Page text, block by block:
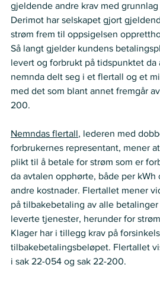
gjeldende andre krav med
Derimot har selskapet gjort
strøm frem til oppsigelsen
Så langt gjelder kundens
levert og forbrukt på tidspunktet da
nemnda delt seg i et flertall og et
med det som blant annet fremgår
200.
Nemndas flertall, lederen med
forbrukernes representant, mener
plikt til å betale for strøm som er
da avtalen opphørte, både per kWh
andre kostnader. Flertallet mener
på tilbakebetaling av alle
leverte tjenester, herunder for
Klager har i tillegg krav på
tilbakebetalingsbeløpet. Flertallet
i sak 22-054 og sak 22-200.